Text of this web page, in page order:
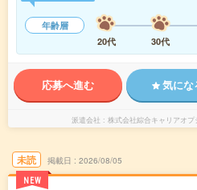
年齢層
20代
30代
応募へ進む 気にな
派遣会社 株式会社綜合キャリアオ
未読
NEW
掲載日 2026/08/05